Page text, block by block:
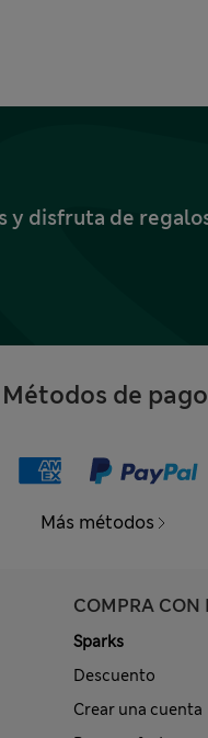
y disfruta de
Métodos de pago
Más métodos
COMPRA CON
Sparks
Descuento
Crear una cuenta